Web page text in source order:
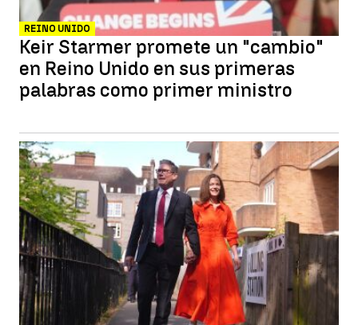
REINO UNIDO
Keir Starmer promete un "cambio"
en Reino Unido en sus primeras
palabras como primer ministro